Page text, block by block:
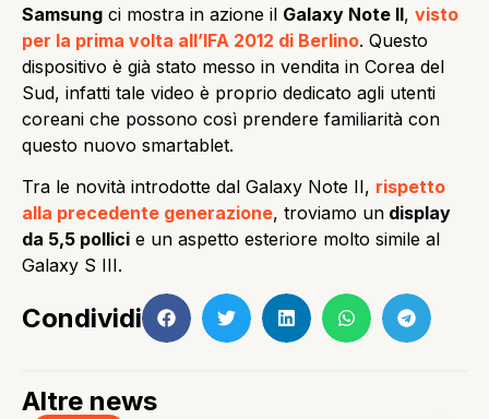
Samsung ci mostra in azione il Galaxy Note II, visto
per la prima volta all’IFA 2012 di Berlino. Questo
dispositivo è già stato messo in vendita in Corea del
Sud, infatti tale video è proprio dedicato agli utenti
coreani che possono così prendere familiarità con
questo nuovo smartablet.
Tra le novità introdotte dal Galaxy Note II, rispetto
alla precedente generazione, troviamo un display
da 5,5 pollici e un aspetto esteriore molto simile al
Galaxy S III.
Condividi
Altre news